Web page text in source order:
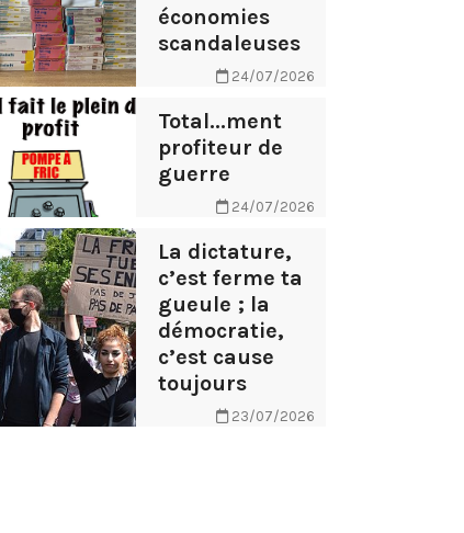
économies
scandaleuses
24/07/2026
Total...ment
profiteur de
guerre
24/07/2026
La dictature,
c’est ferme ta
gueule ; la
démocratie,
c’est cause
toujours
23/07/2026